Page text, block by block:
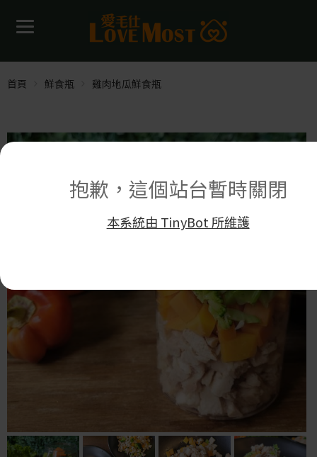
抱歉，這個站台暫時關閉
本系統由 TinyBot 所維護
首頁 鮮食瓶 雞肉地瓜鮮食瓶